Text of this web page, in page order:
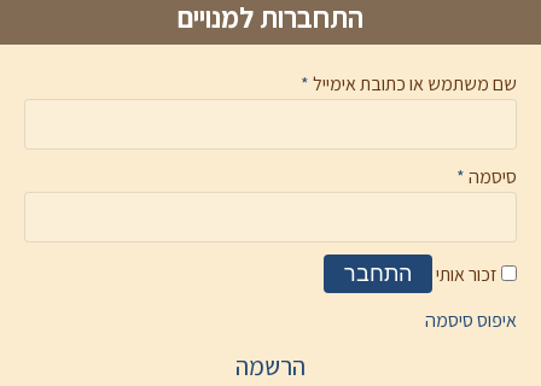
התחברות למנויים
שם משתמש או כתובת אימייל*
סיסמה*
זכור אותי התחבר
איפוס סיסמה
הרשמה